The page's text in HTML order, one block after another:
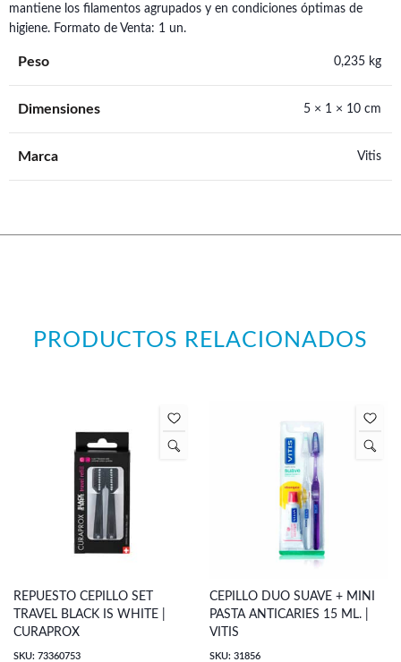
mantiene los filamentos agrupados y en condiciones óptimas de
higiene. Formato de Venta: 1 un.
Peso 0,235 kg
Dimensiones 5 × 1 × 10 cm
Marca Vitis
PRODUCTOS RELACIONADOS
REPUESTO CEPILLO SET
TRAVEL BLACK IS WHITE |
CURAPROX
SKU: 73360753
CEPILLO DUO SUAVE + MINI
PASTA ANTICARIES 15 ML. |
VITIS
SKU: 31856